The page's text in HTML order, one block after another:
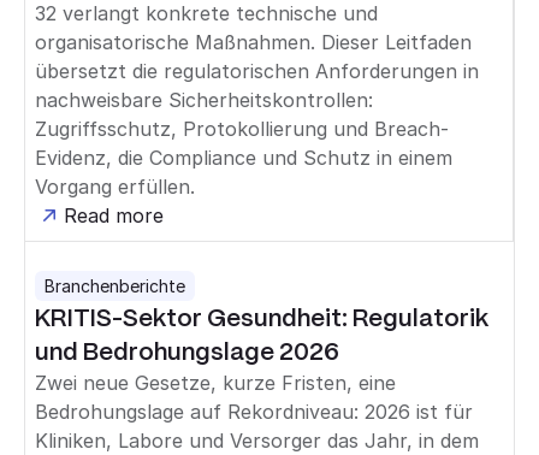
32 verlangt konkrete technische und
organisatorische Maßnahmen. Dieser Leitfaden
übersetzt die regulatorischen Anforderungen in
nachweisbare Sicherheitskontrollen:
Zugriffsschutz, Protokollierung und Breach-
Evidenz, die Compliance und Schutz in einem
Vorgang erfüllen.
Read more
Branchenberichte
KRITIS-Sektor Gesundheit: Regulatorik
und Bedrohungslage 2026
Zwei neue Gesetze, kurze Fristen, eine
Bedrohungslage auf Rekordniveau: 2026 ist für
Kliniken, Labore und Versorger das Jahr, in dem